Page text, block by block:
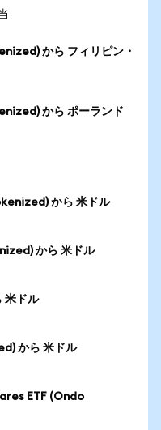
から フィリピン・
から ポーランド
から 米ドル
から 米ドル
米ドル
から 米ドル
ETF (Ondo